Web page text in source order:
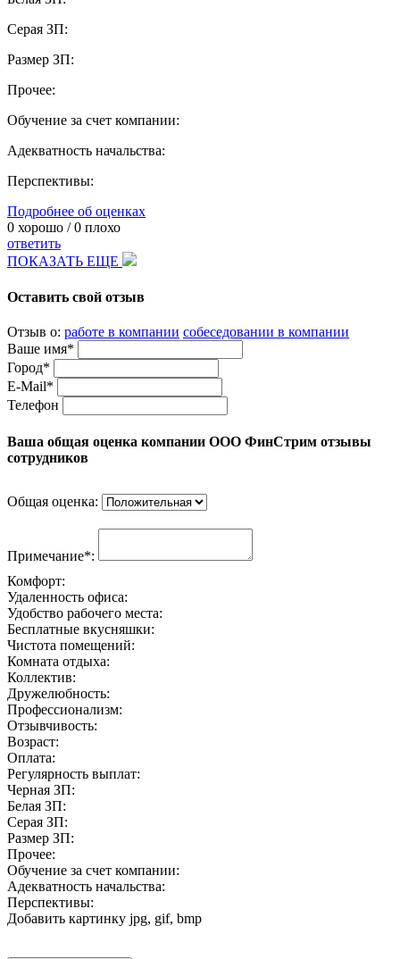
Серая ЗП:
Размер ЗП:
Прочее:
Обучение за счет компании:
Адекватность начальства:
Перспективы:
Подробнее об оценках
0 хорошо /0 плохо
ответить
ПОКАЗАТЬ ЕЩЕ
Оставить свой отзыв
Отзыв о: работе в компании собеседовании в компании
Ваше имя*
Город*
E-Mail*
Телефон
Ваша общая оценка компании ООО ФинСтрим отзывы
сотрудников
Общая оценка:
Примечание*:
Комфорт:
Удаленность офиса:
Удобство рабочего места:
Бесплатные вкусняшки:
Чистота помещений:
Комната отдыха:
Коллектив:
Дружелюбность:
Профессионализм:
Отзывчивость:
Возраст:
Оплата:
Регулярность выплат:
Черная ЗП:
Белая ЗП:
Серая ЗП:
Размер ЗП:
Прочее:
Обучение за счет компании:
Адекватность начальства:
Перспективы:
Добавить картинку jpg, gif, bmp